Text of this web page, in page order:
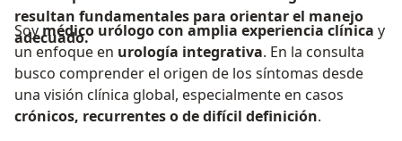
resultan fundamentales para orientar el manejo
adecuado.
Soymédico urólogo con amplia experiencia clínica y
un enfoque en urología integrativa. En la consulta
busco comprender el origen de los síntomas desde
una visión clínica global, especialmente en casos
crónicos, recurrentes o de difícil definición.